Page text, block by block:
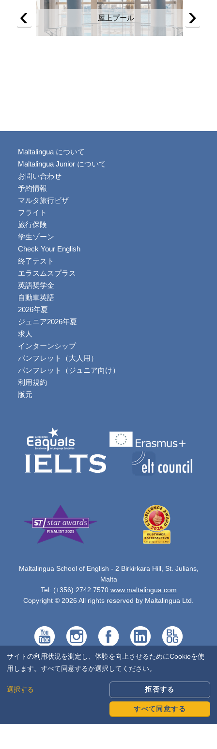
屋上プール
‹ ›
Maltalingua について
Maltalingua Junior について
お問い合わせ
予約情報
マルタ旅行ビザ
フライト
旅行保険
学生ゾーン
Check Your English
終了テスト
エラスムスプラス
英語奨学金
自動車英語
2026年夏
ジュニア2026年夏
求人
インターンシップ
パンフレット（大人用）
パンフレット（ジュニア向け）
利用規約
版元
Maltalingua School of English - 2 Birkirkara Hill, St. Julians,
Malta
Tel: (+356) 2742 7570 www.maltalingua.com
Copyright © 2026 All rights reserved by Maltalingua Ltd.
サイトの利用状況を測定し、体験を向上させるためにCookieを使
用します。すべて同意するか選択してください。
選択する 拒否する
すべて同意する